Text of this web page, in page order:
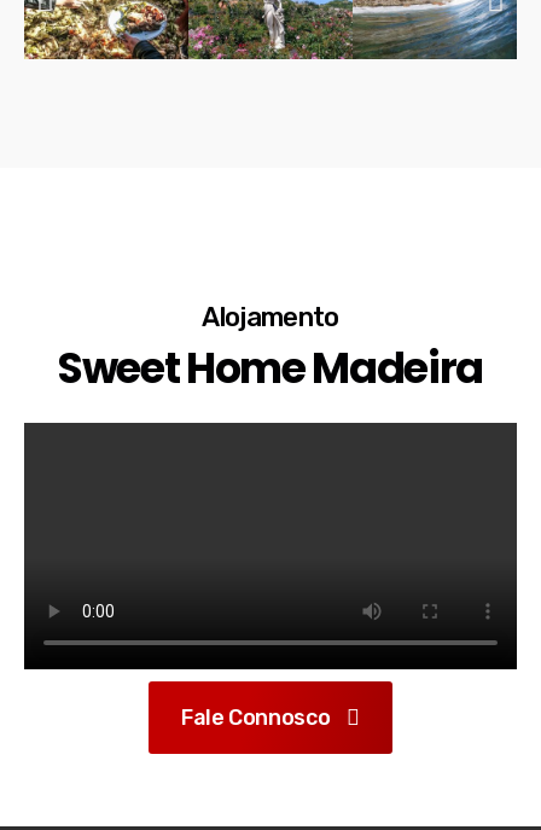
Alojamento
Sweet Home Madeira
Fale Connosco